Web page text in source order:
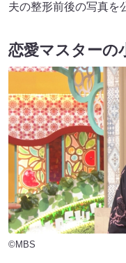
夫の整形前後の写真を
恋愛マスターの
©MBS